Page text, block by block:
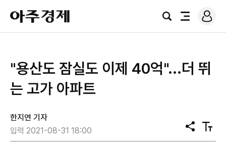
아
주
경
검
전
로
그
"용산도 잠실도 이제 40억"...더 뛰
는 고가 아파트
한지연 기자
입력 2021-08-31 18:00
공
유
텍
스